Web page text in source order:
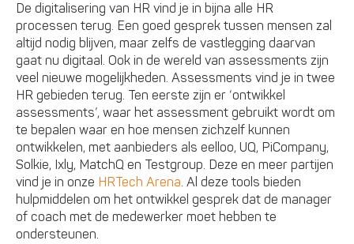
De digitalisering van HR vind je in bijna alle HR
processen terug. Een goed gesprek tussen mensen zal
altijd nodig blijven, maar zelfs de vastlegging daarvan
gaat nu digitaal. Ook in de wereld van assessments zijn
veel nieuwe mogelijkheden. Assessments vind je in twee
HR gebieden terug. Ten eerste zijn er ‘ontwikkel
assessments’, waar het assessment gebruikt wordt om
te bepalen waar en hoe mensen zichzelf kunnen
ontwikkelen, met aanbieders als eelloo, UQ, PiCompany,
Solkie, Ixly, MatchQ en Testgroup. Deze en meer partijen
vind je in onze HRTech Arena. Al deze tools bieden
hulpmiddelen om het ontwikkel gesprek dat de manager
of coach met de medewerker moet hebben te
ondersteunen.